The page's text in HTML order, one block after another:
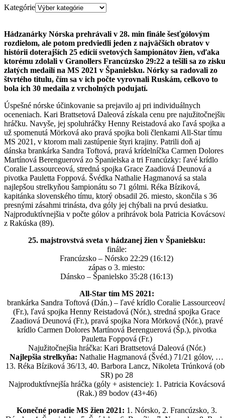
Kategórie
Hádzanárky Nórska prehrávali v 28. min finále šesťgólovým
rozdielom, ale potom predviedli jeden z najväčších obratov v
histórii doterajších 25 edícií svetových šampionátov žien, vďaka
ktorému zdolali v Granollers Francúzsko 29:22 a tešili sa zo zisku
zlatých medailí na MS 2021 v Španielsku. Nórky sa radovali zo
štvrtého titulu, čím sa v ich počte vyrovnali Ruskám, celkovo to
bola ich 30 medaila z vrcholných podujatí.
Úspešné nórske účinkovanie sa prejavilo aj pri individuálnych
oceneniach. Kari Brattsetová Daleová získala cenu pre
hráčku. Navyše, jej spoluhráčky Henny Reistadová ako ľavá spojka a
už spomenutá Mörková ako pravá spojka boli členkami All-Star tímu
MS 2021, v ktorom mali zastúpenie štyri krajiny. Patrili doň aj
dánska brankárka Sandra Toftová, pravá krídelníčka Carmen Dolores
Martínová Berenguerová zo Španielska a tri Francúzky: ľavé krídlo
Coralie Lassourceová, stredná spojka Grace Zaadiová Deunová a
pivotka Pauletta Foppová. Švédka Nathalie Hagmanová sa stala
najlepšou strelkyňou šampionátu so 71 gólmi. Réka Bíziková,
kapitánka slovenského tímu, ktorý obsadil 26. miesto, skončila s 36
presnými zásahmi trinásta, dva góly jej chýbali na prvú desiatku.
Najproduktívnejšia v počte gólov a prihrávok bola Patricia
z Rakúska (89).
25. majstrovstvá sveta v hádzanej žien v Španielsku:
finále:
Francúzsko – Nórsko 22:29 (16:12)
zápas o 3. miesto:
Dánsko – Španielsko 35:28 (16:13)
All-Star tím MS 2021:
brankárka Sandra Toftová (Dán.) – ľavé krídlo Coralie
(Fr.), ľavá spojka Henny Reistadová (Nór.), stredná spojka Grace
Zaadiová Deunová (Fr.), pravá spojka Nora Mörková (Nór.), pravé
krídlo Carmen Dolores Martínová Berenguerová (Šp.), pivotka
Pauletta Foppová (Fr.)
Najužitočnejšia hráčka: Kari Brattsetová Daleová (Nór.)
Najlepšia strelkyňa: Nathalie Hagmanová (Švéd.) 71/21 gólov, …
13. Réka Bíziková 36/13, 40. Barbora Lancz, Nikoleta Trúnková
SR) po 28
Najproduktívnejšía hráčka (góly + asistencie): 1. Patricia Kovácsová
(Rak.) 89 bodov (43+46)
Konečné poradie MS žien 2021: 1. Nórsko, 2. Francúzsko, 3.